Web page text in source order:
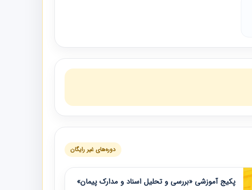
دوره‌های غیر رایگان
پکیج آموزشی «بررسی و تحلیل اسناد و مدارک پیمان»